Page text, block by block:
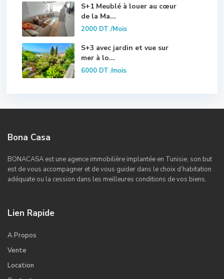
S+1 Meublé à louer au cœur
de la Ma...
2000 DT/Mois
S+3 avec jardin et vue sur
mer à lo...
6000 DT/mois
Bona Casa
BONACASA est une agence immobilière implantée en Tunisie, son but
est de vous accompagner et de vous guider dans le choix d’habitation
adéquate ou la cession dans les meilleures conditions de vos biens.
Lien Rapide
A Propos
Vente
Location